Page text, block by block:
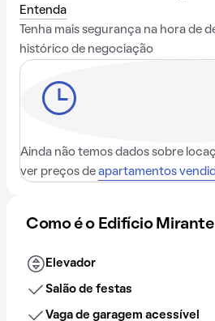
Entenda
Tenha mais segurança na hora de
histórico de negociação
Ainda não temos dados sobre
ver preços de apartamentos
Como é o Edifício Mirante
Elevador
Salão de festas
Vaga de garagem acessível